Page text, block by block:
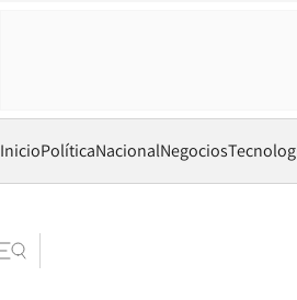
InicioPolíticaNacionalNegocios